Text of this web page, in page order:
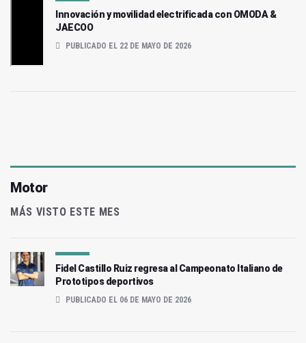
Innovación y movilidad electrificada con OMODA &
JAECOO
PUBLICADO EL 22 DE MAYO DE 2026
Motor
MÁS VISTO ESTE MES
Fidel Castillo Ruiz regresa al Campeonato Italiano de
Prototipos deportivos
PUBLICADO EL 06 DE MAYO DE 2026